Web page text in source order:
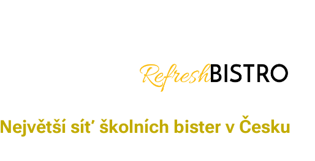
Největší síť školních bister v Česku